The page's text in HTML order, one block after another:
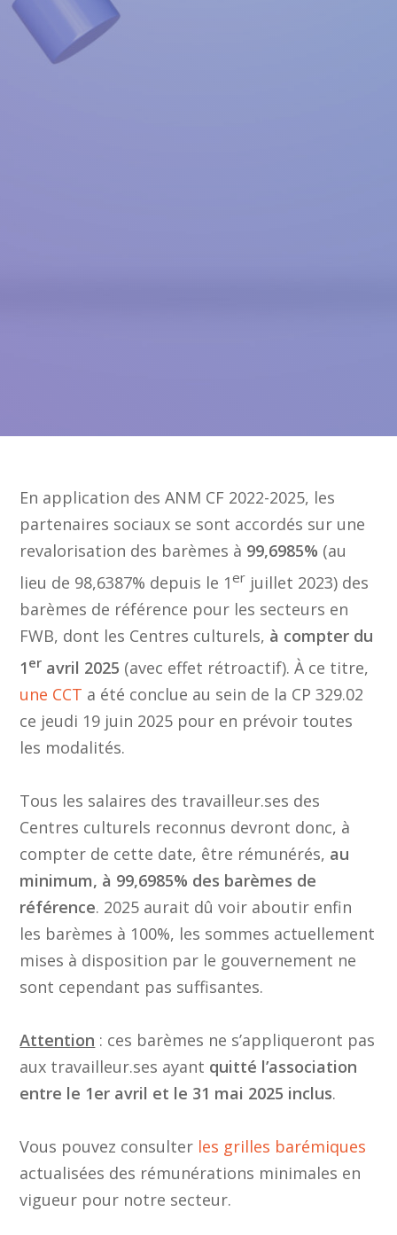
En application des ANM CF 2022-2025, les
partenaires sociaux se sont accordés sur une
revalorisation des barèmes à 99,6985% (au
lieu de 98,6387% depuis le 1er juillet 2023) des
barèmes de référence pour les secteurs en
FWB, dont les Centres culturels, à compter du
1 er avril 2025 (avec effet rétroactif). À ce titre,
une CCT a été conclue au sein de la CP 329.02
ce jeudi 19 juin 2025 pour en prévoir toutes
les modalités.
Tous les salaires des travailleur.ses des
Centres culturels reconnus devront donc, à
compter de cette date, être rémunérés, au
minimum, à 99,6985% des barèmes de
référence. 2025 aurait dû voir aboutir enfin
les barèmes à 100%, les sommes actuellement
mises à disposition par le gouvernement ne
sont cependant pas suffisantes.
Attention : ces barèmes ne s’appliqueront pas
aux travailleur.ses ayant quitté l’association
entre le 1er avril et le 31 mai 2025 inclus.
Vous pouvez consulter les grilles barémiques
actualisées des rémunérations minimales en
vigueur pour notre secteur.